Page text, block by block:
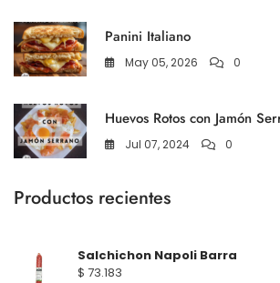
Panini Italiano
May 05, 2026 0
Huevos Rotos con Jamón
Jul 07, 2024 0
Productos recientes
Salchichon Napoli Barra
$ 73.183